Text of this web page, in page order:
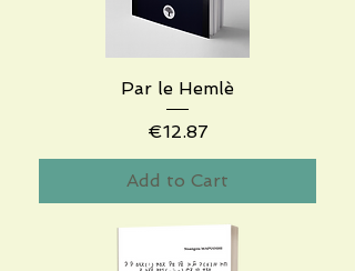
Par le Hemlè
Price
€12.87
Add to Cart